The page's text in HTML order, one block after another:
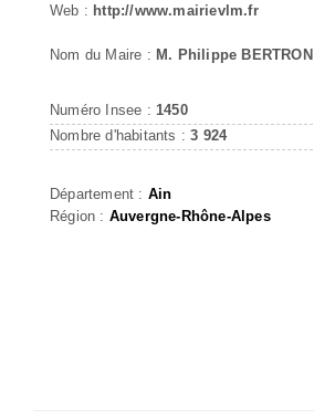
Web : http://www.mairievlm.fr
Nom du Maire : M. Philippe BERTRON
Numéro Insee : 1450
Nombre d'habitants :3 924
Département : Ain
Région : Auvergne-Rhône-Alpes